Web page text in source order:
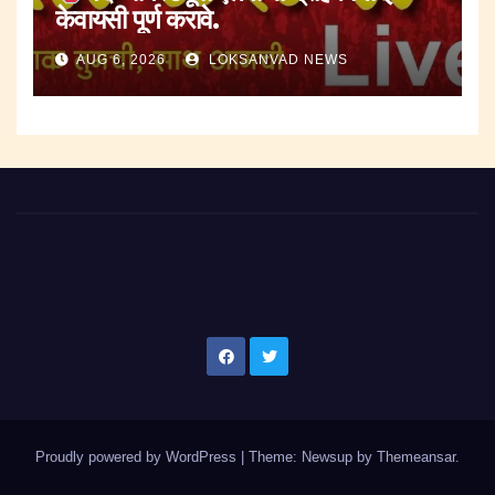
केवायसी पूर्ण करावे.
AUG 6, 2026 LOKSANVAD NEWS
Proudly powered by WordPress Theme: Newsup by Themeansar.